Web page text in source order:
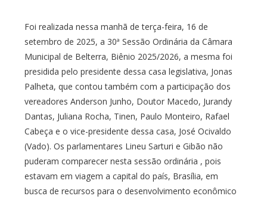
Foi realizada nessa manhã de terça-feira, 16 de
setembro de 2025, a 30ª Sessão Ordinária da Câmara
Municipal de Belterra, Biênio 2025/2026, a mesma foi
presidida pelo presidente dessa casa legislativa, Jonas
Palheta, que contou também com a participação dos
vereadores Anderson Junho, Doutor Macedo, Jurandy
Dantas, Juliana Rocha, Tinen, Paulo Monteiro, Rafael
Cabeça e o vice-presidente dessa casa, José Ocivaldo
(Vado). Os parlamentares Lineu Sarturi e Gibão não
puderam comparecer nesta sessão ordinária , pois
estavam em viagem a capital do país, Brasília, em
busca de recursos para o desenvolvimento econômico